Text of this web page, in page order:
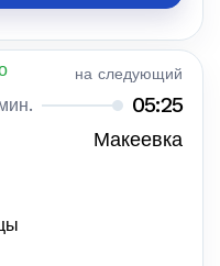
на следующий
05:25
Макеевка